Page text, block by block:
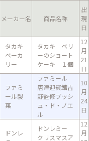
メーカー名 商品名称
出
現
日
タカキ
ベーカ
リー
タカキ ベリ
ーのショート
ケーキ １個
12
月
21
日
ファミ
ール製
菓
ファミール
唐津迎賓館吉
野監修ブッシ
ュ・ド・ノエ
ル
10
月
24
日
ドンレ
ドンレミー
クリスマスア
12
月